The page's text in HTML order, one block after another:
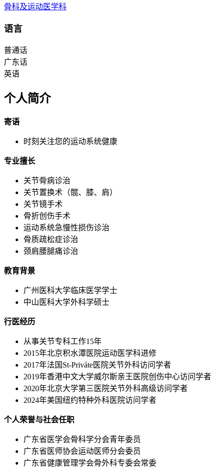
骨科及运动医学科
语言
普通话
广东话
英语
个人简介
寄语
时刻关注您的运动系统健康
专业擅长
关节骨病诊治
关节置换术（髋、膝、肩）
关节镜手术
骨折创伤手术
运动系统急慢性损伤诊治
骨质疏松症诊治
颈肩腰腿痛诊治
教育背景
广州医科大学临床医学学士
中山医科大学外科学硕士
行医经历
从事关节专科工作15年
2015年北京积水潭医院运动医学科进修
2017年法国St-Priváte医院关节外科访问学者
2019年香港中文大学威尔斯亲王医院创伤中心访问学者
2020年北京大学第三医院关节外科高级访问学者
2024年美国纽约特种外科医院访问学者
个人荣誉与社会任职
广东省医学会骨科学分会青年委员
广东省医师协会运动医师分会委员
广东省健康管理学会骨外科专委会常委